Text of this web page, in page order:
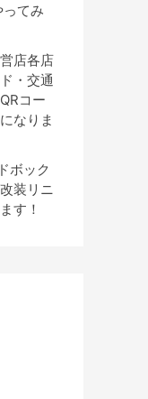
てみ
店各店
・交通
コー
なりま
ボック
装リニ
す！